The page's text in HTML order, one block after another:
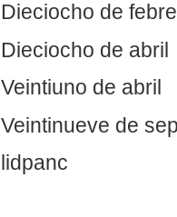
Dieciocho de
Dieciocho de abril
Veintiuno de abril
Veintinueve de
lidpanc